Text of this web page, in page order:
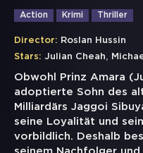
Action Krimi Thriller
Director: Roslan Hussin
Stars: Julian Cheah,
Obwohl Prinz Amara
adoptierte Sohn des
Milliardärs Jaggoi
seine Loyalität und
vorbildlich. Deshalb